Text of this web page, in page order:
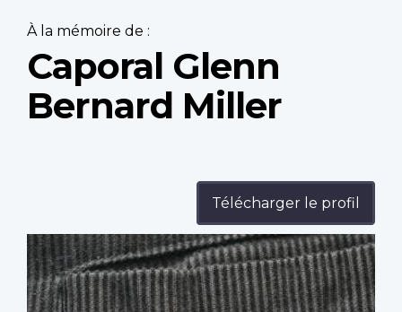
À la mémoire de :
Caporal Glenn
Bernard Miller
Télécharger le profil
Profile
image